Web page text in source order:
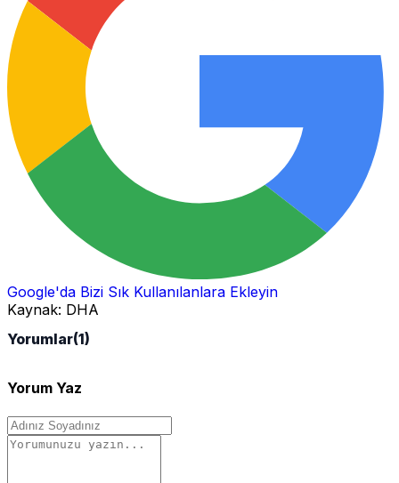
Google'da Bizi Sık Kullanılanlara Ekleyin
Kaynak: DHA
Yorumlar(1)
Yorum Yaz